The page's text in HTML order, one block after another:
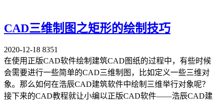
CAD三维制图之矩形的绘制技巧
2020-12-18 8351
在使用正版CAD软件绘制建筑CAD图纸的过程中，有些时候
会需要进行一些简单的CAD三维制图，比如定义一些三维对
象。那么如何在浩辰CAD建筑软件中绘制三维举行对象呢？
接下来的CAD教程就让小编以正版CAD软件——浩辰CAD建